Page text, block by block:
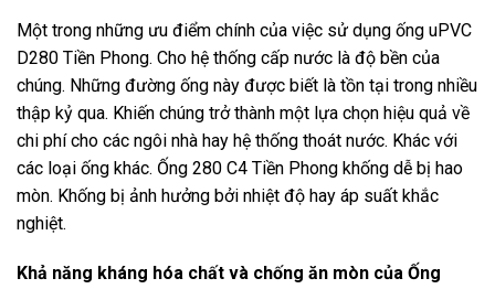
Một trong những ưu điểm chính của việc sử dụng ống uPVC
D280 Tiền Phong. Cho hệ thống cấp nước là độ bền của
chúng. Những đường ống này được biết là tồn tại trong nhiều
thập kỷ qua. Khiến chúng trở thành một lựa chọn hiệu quả về
chi phí cho các ngôi nhà hay hệ thống thoát nước. Khác với
các loại ống khác. Ống 280 C4 Tiền Phong khống dễ bị hao
mòn. Khống bị ảnh hưởng bởi nhiệt độ hay áp suất khắc
nghiệt.
Khả năng kháng hóa chất và chống ăn mòn của Ống